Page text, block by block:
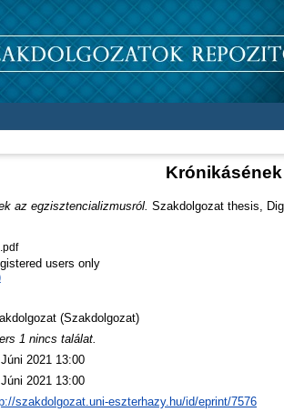
az egzisztencializmusról. Szakdolgozat thesis,
users only
(Szakdolgozat)
1 nincs találat.
2021 13:00
2021 13:00
szakdolgozat.uni-eszterhazy.hu/id/eprint/7576